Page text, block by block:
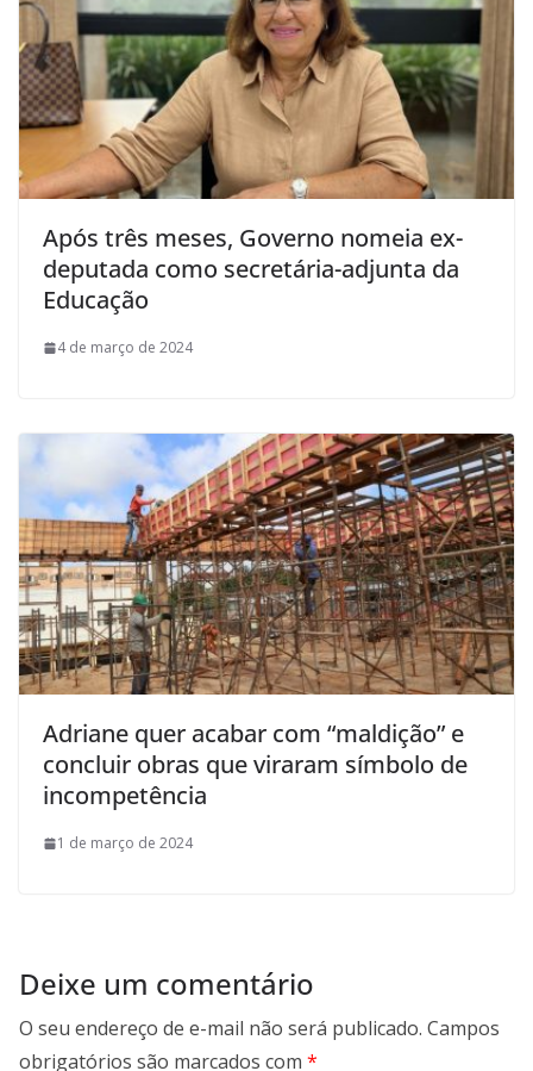
Após três meses, Governo nomeia ex-
deputada como secretária-adjunta da
Educação
4 de março de 2024
Adriane quer acabar com “maldição” e
concluir obras que viraram símbolo de
incompetência
1 de março de 2024
Deixe um comentário
O seu endereço de e-mail não será publicado. Campos
obrigatórios são marcados com *